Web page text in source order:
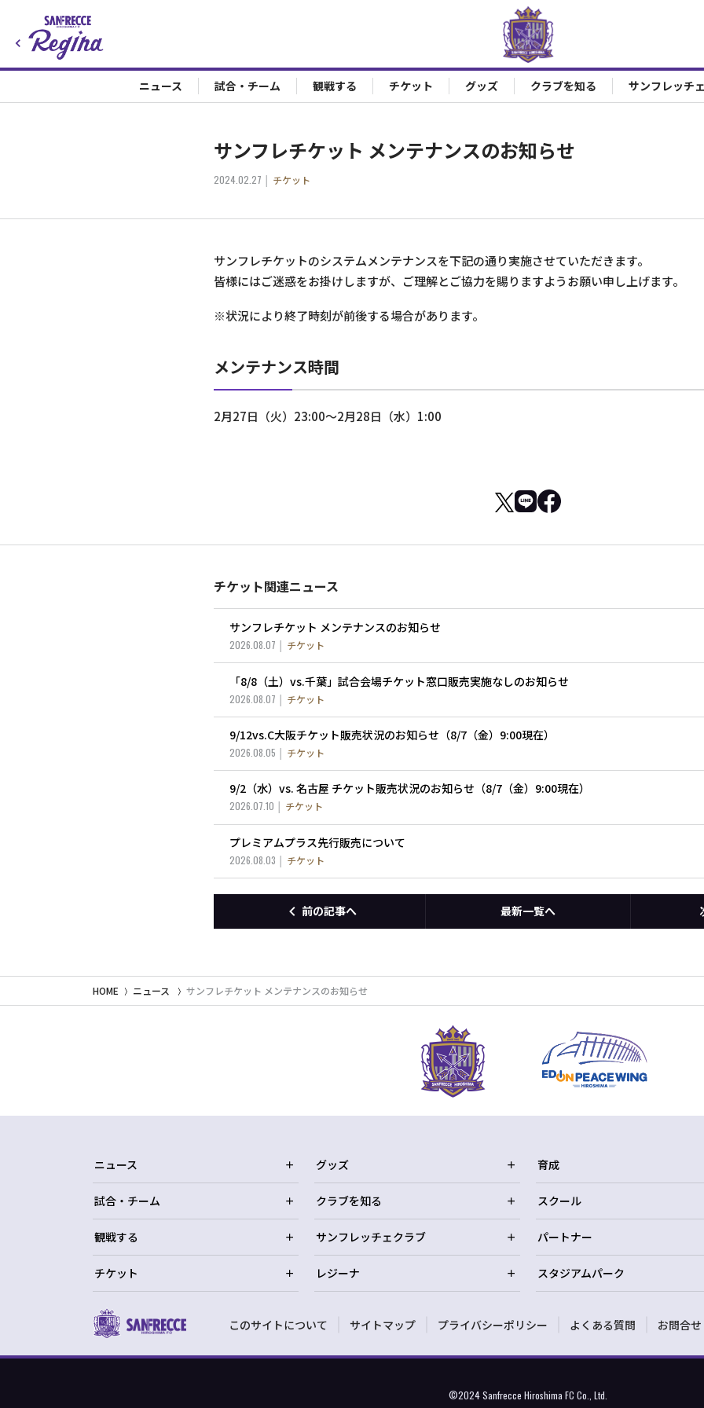
ニュース 試合・チーム 観戦する チケット グッズ クラブを知る サンフレッチ
サンフレチケット メンテナンスのお知らせ
2024.02.27 チケット
サンフレチケットのシステムメンテナンスを下記の通り実施させていただきます。
皆様にはご迷惑をお掛けしますが、ご理解とご協力を賜りますようお願い申し上げます。
※状況により終了時刻が前後する場合があります。
メンテナンス時間
2月27日（火）23:00～2月28日（水）1:00
チケット関連ニュース
サンフレチケット メンテナンスのお知らせ
2026.08.07 チケット
「8/8（土）vs.千葉」試合会場チケット窓口販売実施なしのお知らせ
2026.08.07 チケット
9/12vs.C大阪チケット販売状況のお知らせ（8/7（金）9:00現在）
2026.08.05 チケット
9/2（水）vs. 名古屋 チケット販売状況のお知らせ（8/7（金）9:00現在）
2026.07.10 チケット
プレミアムプラス先行販売について
2026.08.03 チケット
前の記事へ 最新一覧へ
HOME ニュース サンフレチケット メンテナンスのお知らせ
ニュース
試合・チーム
観戦する
チケット
グッズ
クラブを知る
サンフレッチェクラブ
レジーナ
育成
スクール
パートナー
スタジアムパーク
このサイトについて サイトマップ プライバシーポリシー よくある質問 お問合せ
©2024 Sanfrecce Hiroshima FC Co., Ltd.